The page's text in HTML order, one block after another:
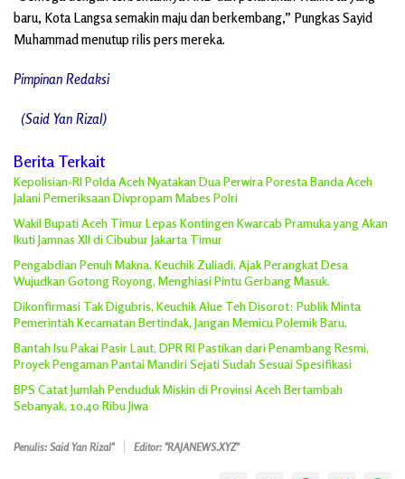
baru, Kota Langsa semakin maju dan berkembang,” Pungkas Sayid
Muhammad menutup rilis pers mereka.
Pimpinan Redaksi
(Said Yan Rizal)
Berita Terkait
Kepolisian-RI Polda Aceh Nyatakan Dua Perwira Poresta Banda Aceh
Jalani Pemeriksaan Divpropam Mabes Polri
Wakil Bupati Aceh Timur Lepas Kontingen Kwarcab Pramuka yang Akan
Ikuti Jamnas XII di Cibubur Jakarta Timur
Pengabdian Penuh Makna, Keuchik Zuliadi, Ajak Perangkat Desa
Wujudkan Gotong Royong, Menghiasi Pintu Gerbang Masuk.
Dikonfirmasi Tak Digubris, Keuchik Alue Teh Disorot: Publik Minta
Pemerintah Kecamatan Bertindak, Jangan Memicu Polemik Baru.
Bantah Isu Pakai Pasir Laut, DPR RI Pastikan dari Penambang Resmi,
Proyek Pengaman Pantai Mandiri Sejati Sudah Sesuai Spesifikasi
BPS Catat Jumlah Penduduk Miskin di Provinsi Aceh Bertambah
Sebanyak, 10,40 Ribu Jiwa
Penulis: Said Yan Rizal" Editor: "RAJANEWS.XYZ"